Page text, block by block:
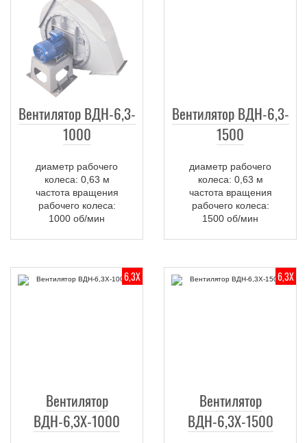
Вентилятор ВДН-6,3-
1000
диаметр рабочего
колеса: 0,63 м
частота вращения
рабочего колеса:
1000 об/мин
Вентилятор ВДН-6,3-
1500
диаметр рабочего
колеса: 0,63 м
частота вращения
рабочего колеса:
1500 об/мин
6,3Х
Вентилятор
ВДН-6,3Х-1000
6,3Х
Вентилятор
ВДН-6,3Х-1500